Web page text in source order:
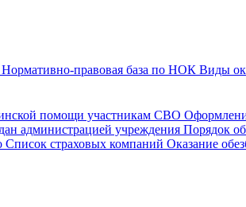
Нормативно-правовая база по НОК Виды
помощи участникам СВО
администрацией учреждения Порядок
Список страховых компаний Оказание